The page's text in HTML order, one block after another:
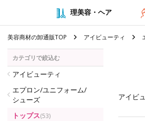
理美容・ヘア
美容商材の卸通販TOP アイビューティ
カテゴリで絞込む
アイビューティ
エプロン/ユニフォーム/
シューズ
トップス(53)
アイビ